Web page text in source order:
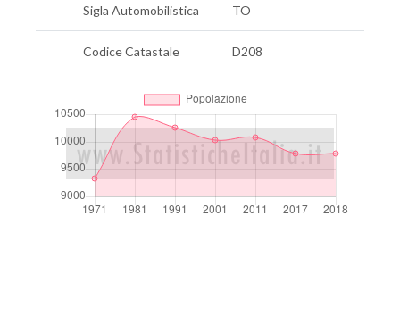
Sigla Automobilistica TO
Codice Catastale D208